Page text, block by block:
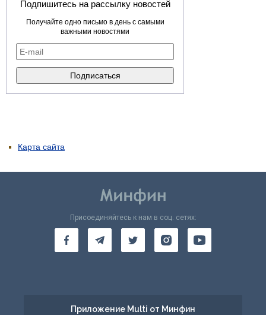
Подпишитесь на рассылку новостей
Получайте одно письмо в день с самыми
важными новостями
Карта сайта
Присоединяйтесь к нам в соц. сетях:
Приложение Multi от Минфин